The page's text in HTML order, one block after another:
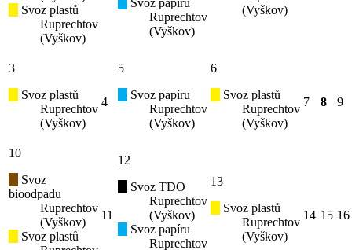
Svoz plastů
Ruprechtov
(Vyškov)
Ruprechtov
(Vyškov)
(Vyškov)
3
Svoz plastů
Ruprechtov
(Vyškov)
4
5
Svoz papíru
Ruprechtov
(Vyškov)
6
Svoz plastů
Ruprechtov
(Vyškov)
7 8 9
10
Svoz
bioodpadu
Ruprechtov
(Vyškov)
Svoz plastů
11
12
Svoz TDO
Ruprechtov
(Vyškov)
Svoz papíru
Ruprechtov
13
Svoz plastů
Ruprechtov
(Vyškov)
14 15 16